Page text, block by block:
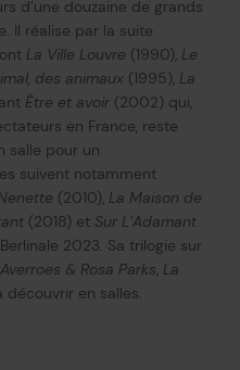
d’une douzaine de grands
Il réalise par la suite
La Ville Louvre (1990), Le
des animaux (1995), La
Être et avoir (2002) qui,
en France, reste
salle pour un
suivent notamment
(2010), La Maison de
(2018) et Sur L’Adamant
2023. Sa trilogie sur
Averroes & Rosa Parks, La
découvrir en salles.